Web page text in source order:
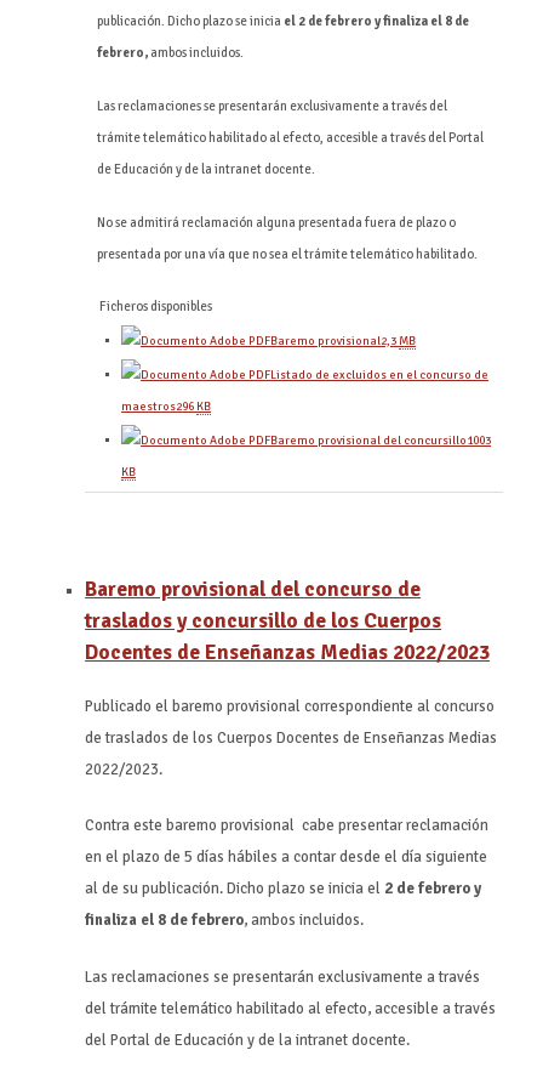
publicación. Dicho plazo se inicia el 2 de febrero y finaliza el 8 de
febrero, ambos incluidos.
Las reclamaciones se presentarán exclusivamente a través del
trámite telemático habilitado al efecto, accesible a través del Portal
de Educación y de la intranet docente.
No se admitirá reclamación alguna presentada fuera de plazo o
presentada por una vía que no sea el trámite telemático habilitado.
Ficheros disponibles
Baremo provisional2,3 MB
Listado de excluidos en el concurso de
maestros296 KB
Baremo provisional del concursillo1003
KB
Baremo provisional del concurso de
traslados y concursillo de los Cuerpos
Docentes de Enseñanzas Medias 2022/2023
Publicado el baremo provisional correspondiente al concurso
de traslados de los Cuerpos Docentes de Enseñanzas Medias
2022/2023.
Contra este baremo provisional cabe presentar reclamación
en el plazo de 5 días hábiles a contar desde el día siguiente
al de su publicación. Dicho plazo se inicia el 2 de febrero y
finaliza el 8 de febrero, ambos incluidos.
Las reclamaciones se presentarán exclusivamente a través
del trámite telemático habilitado al efecto, accesible a través
del Portal de Educación y de la intranet docente.